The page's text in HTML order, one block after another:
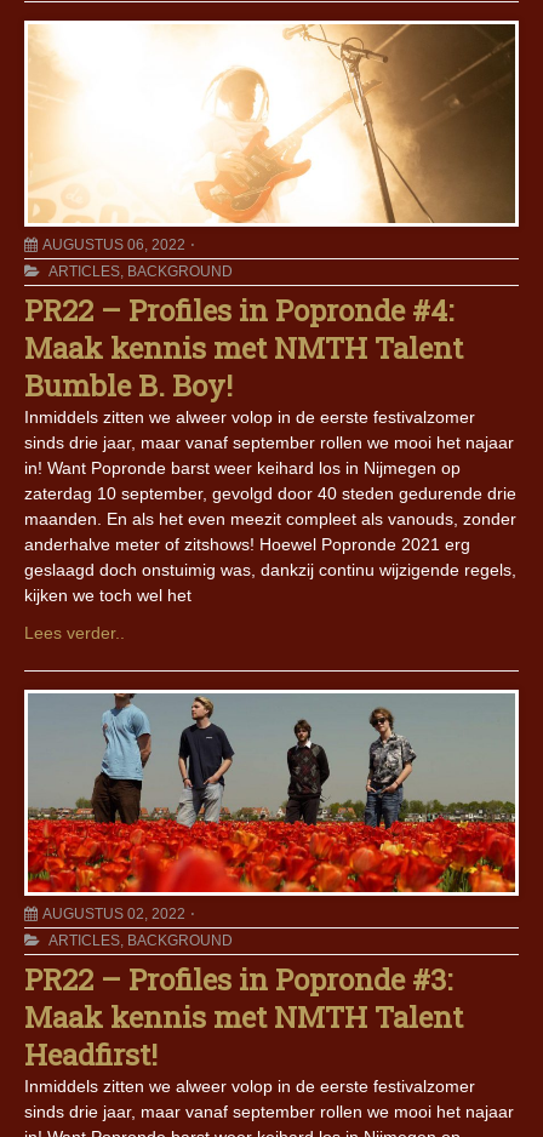
AUGUSTUS 06, 2022
ARTICLES, BACKGROUND
PR22 – Profiles in Popronde #4:
Maak kennis met NMTH Talent
Bumble B. Boy!
Inmiddels zitten we alweer volop in de eerste festivalzomer
sinds drie jaar, maar vanaf september rollen we mooi het najaar
in! Want Popronde barst weer keihard los in Nijmegen op
zaterdag 10 september, gevolgd door 40 steden gedurende drie
maanden. En als het even meezit compleet als vanouds, zonder
anderhalve meter of zitshows! Hoewel Popronde 2021 erg
geslaagd doch onstuimig was, dankzij continu wijzigende regels,
kijken we toch wel het
Lees verder..
AUGUSTUS 02, 2022
ARTICLES, BACKGROUND
PR22 – Profiles in Popronde #3:
Maak kennis met NMTH Talent
Headfirst!
Inmiddels zitten we alweer volop in de eerste festivalzomer
sinds drie jaar, maar vanaf september rollen we mooi het najaar